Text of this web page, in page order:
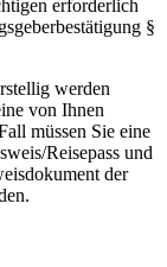
erforderlich
§
werden
von Ihnen
müssen Sie eine
Reisepass und
der